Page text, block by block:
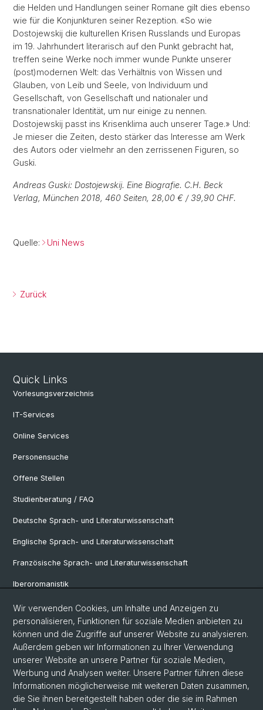
die Helden und Handlungen seiner Romane gilt dies ebenso
wie für die Konjunkturen seiner Rezeption. «So wie
Dostojewskij die kulturellen Krisen Russlands und Europas
im 19. Jahrhundert literarisch auf den Punkt gebracht hat,
treffen seine Werke noch immer wunde Punkte unserer
(post)modernen Welt: das Verhältnis von Wissen und
Glauben, von Leib und Seele, von Individuum und
Gesellschaft, von Gesellschaft und nationaler und
transnationaler Identität, um nur einige zu nennen.
Dostojewskij passt ins Krisenklima auch unserer Tage.» Und:
Je mieser die Zeiten, desto stärker das Interesse am Werk
des Autors oder vielmehr an den zerrissenen Figuren, so
Guski.
Andreas Guski: Dostojewskij. Eine Biografie. C.H. Beck
Verlag, München 2018, 460 Seiten, 28,00 € / 39,90 CHF.
Quelle: Uni News
Zurück
Quick Links
Vorlesungsverzeichnis
IT-Services
Online Services
Personensuche
Offene Stellen
Studienberatung / FAQ
Deutsche Sprach- und Literaturwissenschaft
Englische Sprach- und Literaturwissenschaft
Französische Sprach- und Literaturwissenschaft
Iberoromanistik
Italianistik
Nordistik
Osteuropa-Studien
Slavic Studies
Wir verwenden Cookies, um Inhalte und Anzeigen zu
personalisieren, Funktionen für soziale Medien anbieten zu
können und die Zugriffe auf unserer Website zu analysieren.
Außerdem geben wir Informationen zu Ihrer Verwendung
unserer Website an unsere Partner für soziale Medien,
Werbung und Analysen weiter. Unsere Partner führen diese
Informationen möglicherweise mit weiteren Daten zusammen,
die Sie ihnen bereitgestellt haben oder die sie im Rahmen